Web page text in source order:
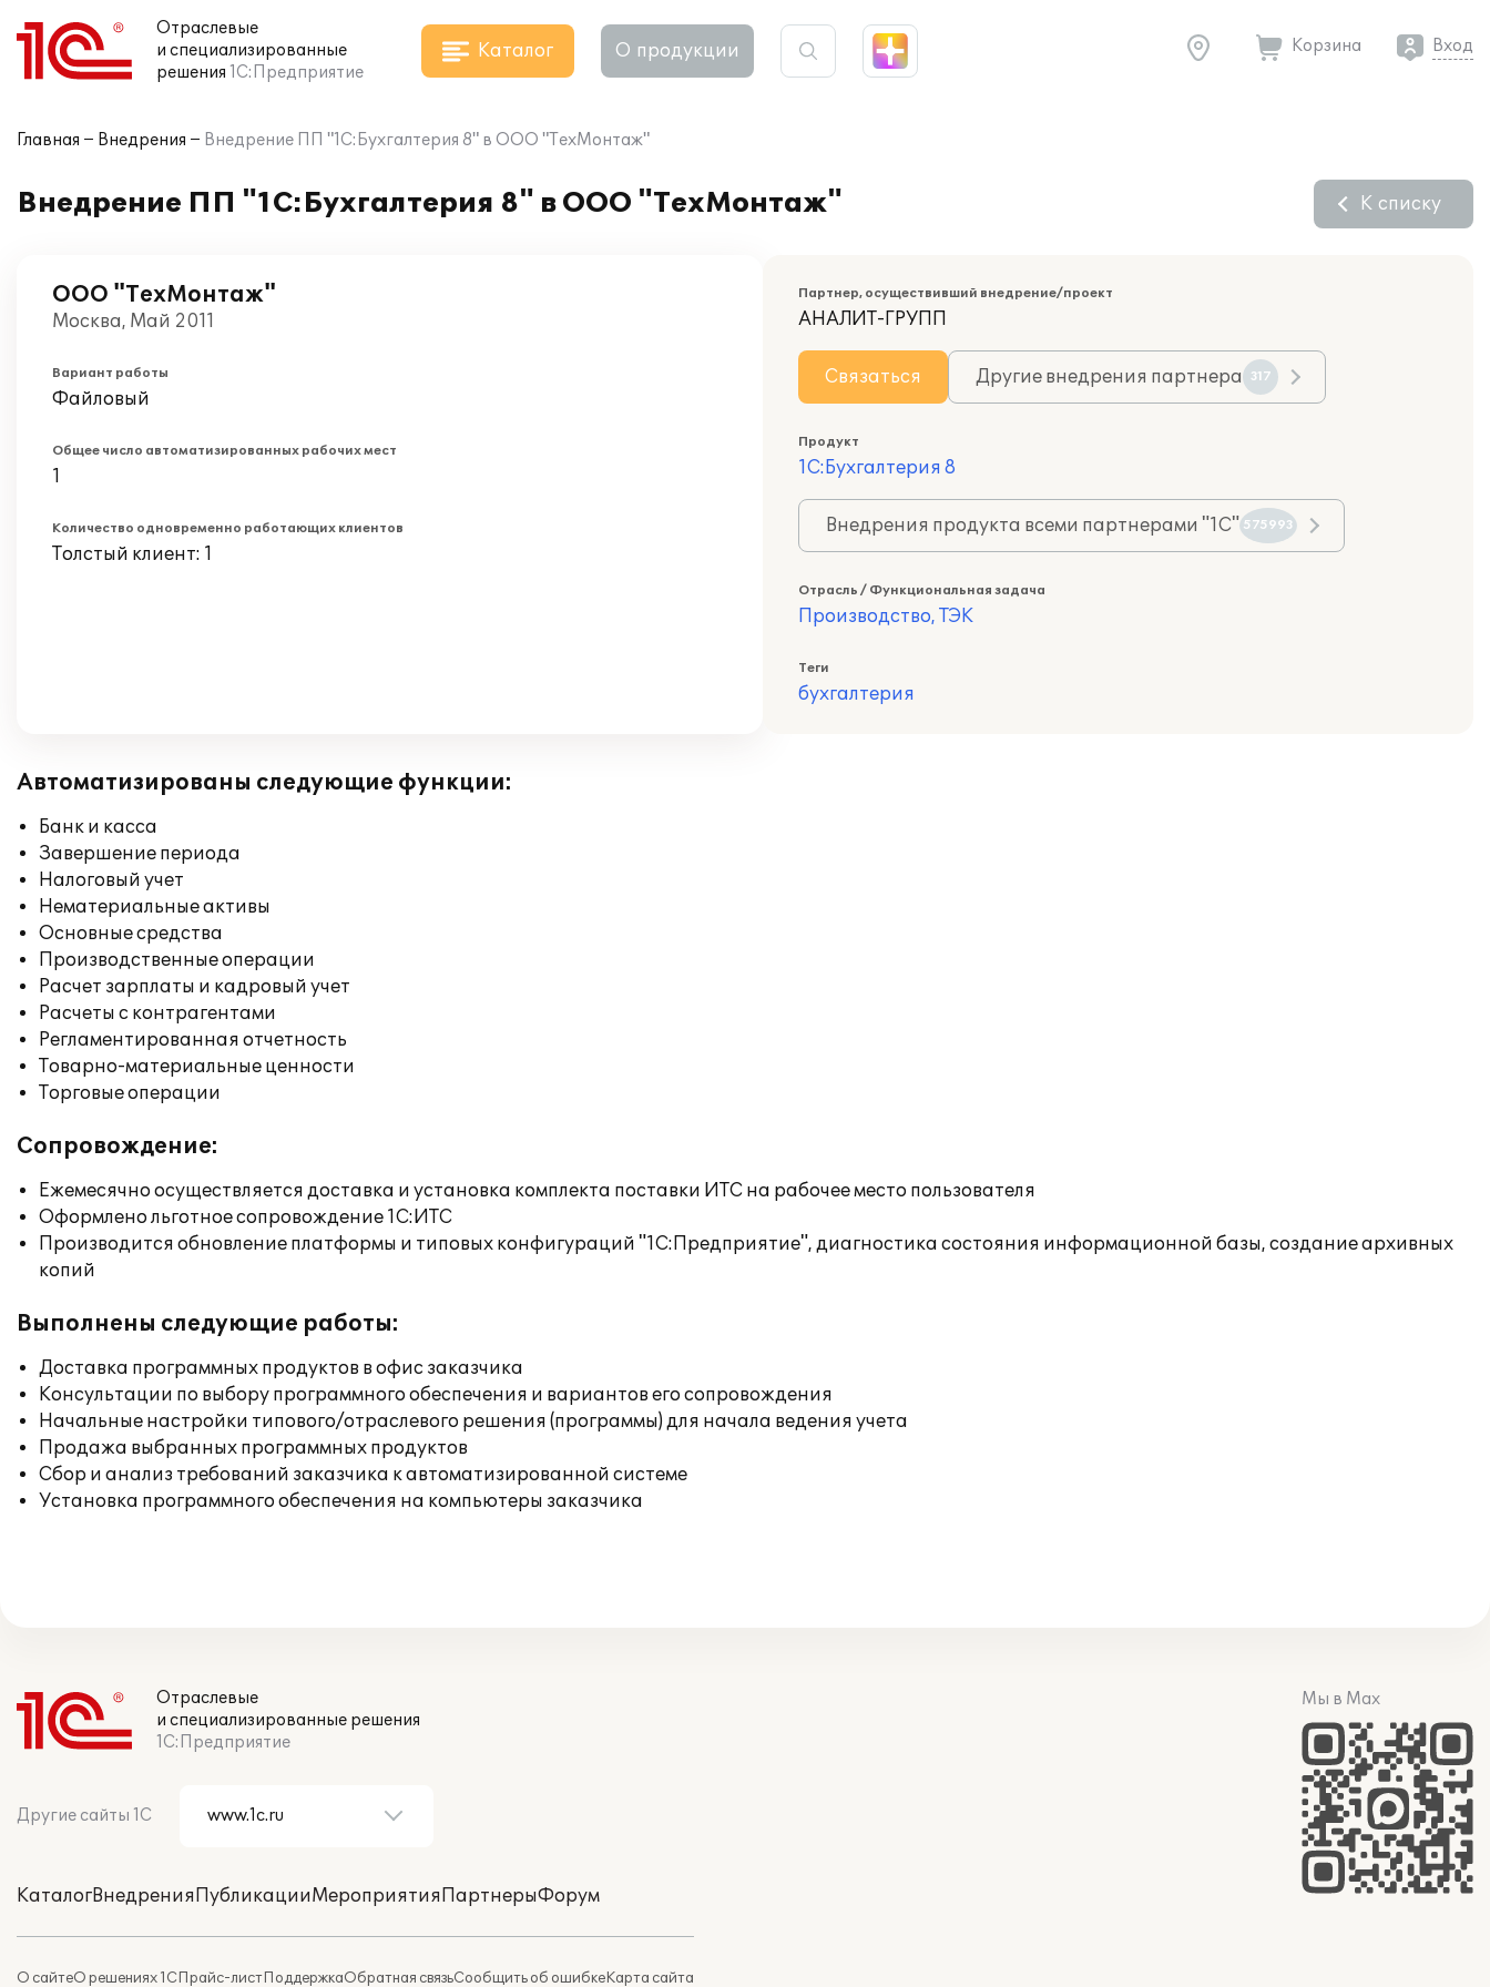
Отраслевые
и специализированные
решения 1С:Предприятие
Каталог О продукции Корзина Вход
Главная Внедрения Внедрение ПП "1С:Бухгалтерия 8" в ООО "ТехМонтаж"
Внедрение ПП "1С:Бухгалтерия 8" в ООО "ТехМонтаж" К списку
ООО "ТехМонтаж"
Москва, Май 2011
Вариант работы
Файловый
Общее число автоматизированных рабочих мест
1
Количество одновременно работающих клиентов
Толстый клиент: 1
Партнер, осуществивший внедрение/проект
АНАЛИТ-ГРУПП
Связаться Другие внедрения партнера 317
Продукт
1С:Бухгалтерия 8
Внедрения продукта всеми партнерами "1С" 575993
Отрасль / Функциональная задача
Производство, ТЭК
Теги
бухгалтерия
Автоматизированы следующие функции:
Банк и касса
Завершение периода
Налоговый учет
Нематериальные активы
Основные средства
Производственные операции
Расчет зарплаты и кадровый учет
Расчеты с контрагентами
Регламентированная отчетность
Товарно-материальные ценности
Торговые операции
Сопровождение:
Ежемесячно осуществляется доставка и установка комплекта поставки ИТС на рабочее место пользователя
Оформлено льготное сопровождение 1С:ИТС
Производится обновление платформы и типовых конфигураций "1С:Предприятие", диагностика состояния информационной базы, создание архивных
копий
Выполнены следующие работы:
Доставка программных продуктов в офис заказчика
Консультации по выбору программного обеспечения и вариантов его сопровождения
Начальные настройки типового/отраслевого решения (программы) для начала ведения учета
Продажа выбранных программных продуктов
Сбор и анализ требований заказчика к автоматизированной системе
Установка программного обеспечения на компьютеры заказчика
Отраслевые
и специализированные решения
1С:Предприятие
Другие сайты 1С
КаталогВнедренияПубликацииМероприятияПартнерыФорум
О сайтеО решениях 1СПрайс-листПоддержкаОбратная связьСообщить об ошибкеКарта сайта
Мы в Max